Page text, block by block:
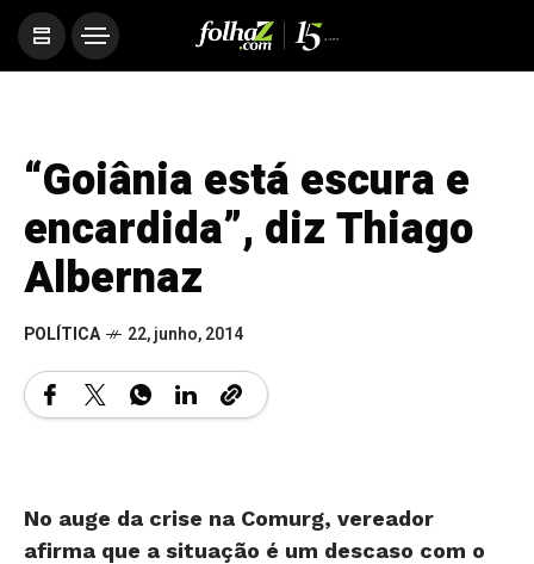
“Goiânia está escura e
encardida”, diz Thiago
Albernaz
POLÍTICA 22, junho, 2014
No auge da crise na Comurg, vereador
afirma que a situação é um descaso com o